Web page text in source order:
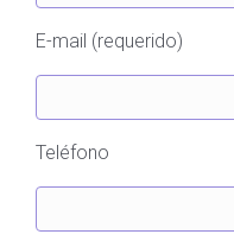
E-mail (requerido)
Teléfono